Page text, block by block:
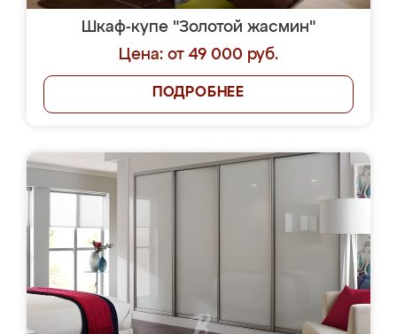
Шкаф-купе "Золотой жасмин"
Цена: от 49 000 руб.
ПОДРОБНЕЕ